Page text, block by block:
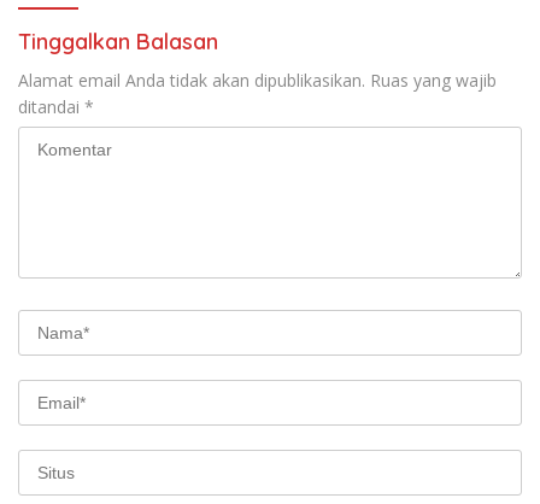
Tinggalkan Balasan
Alamat email Anda tidak akan dipublikasikan. Ruas yang wajib
ditandai *